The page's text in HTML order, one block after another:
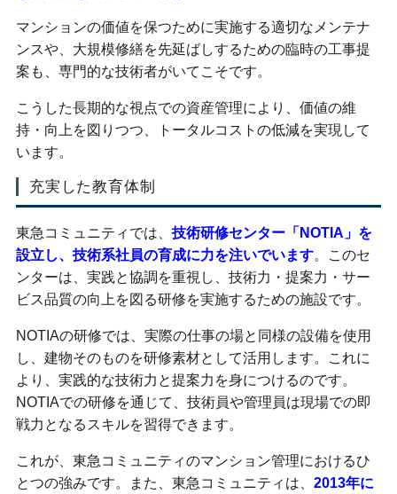
マンションの価値を保つために実施する適切なメンテナ
ンスや、大規模修繕を先延ばしするための臨時の工事提
案も、専門的な技術者がいてこそです。
こうした長期的な視点での資産管理により、価値の維
持・向上を図りつつ、トータルコストの低減を実現して
います。
充実した教育体制
東急コミュニティでは、 技術研修センター「NOTIA」を
設立し、技術系社員の育成に力を注いでいます。このセ
ンターは、実践と協調を重視し、技術力・提案力・サー
ビス品質の向上を図る研修を実施するための施設です。
NOTIAの研修では、実際の仕事の場と同様の設備を使用
し、建物そのものを研修素材として活用します。これに
より、実践的な技術力と提案力を身につけるのです。
NOTIAでの研修を通じて、技術員や管理員は現場での即
戦力となるスキルを習得できます。
これが、東急コミュニティのマンション管理におけるひ
とつの強みです。また、東急コミュニティは、 2013年に